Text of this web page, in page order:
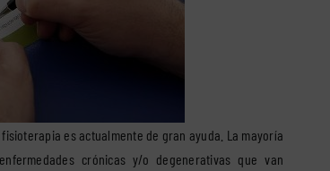
es actualmente de gran ayuda. La mayoría
crónicas y/o degenerativas que van